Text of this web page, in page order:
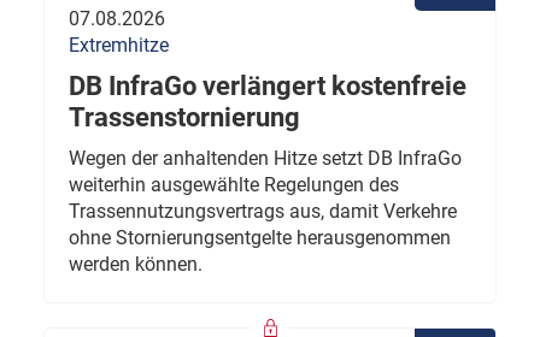
07.08.2026
Extremhitze
DB InfraGo verlängert kostenfreie
Trassenstornierung
Wegen der anhaltenden Hitze setzt DB InfraGo
weiterhin ausgewählte Regelungen des
Trassennutzungsvertrags aus, damit Verkehre
ohne Stornierungsentgelte herausgenommen
werden können.